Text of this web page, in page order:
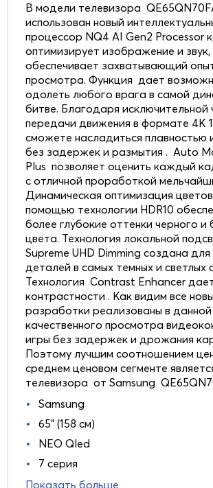
В модели телевизора
использован новый
процессор NQ4 AI Gen2 Processor
оптимизирует изображение и звук,
обеспечивает захватывающий
просмотра. Функция дает
одолеть любого врага в самой
битве. Благодаря исключительной
передачи движения в формате 4K
сможете насладиться плавностью
без задержек и размытия . Auto
Plus позволяет оценить каждый
с отличной проработкой
Динамическая оптимизация
помощью технологии HDR10
более глубокие оттенки черного и
цвета. Технология локальной
Supreme UHD Dimming создана
деталей в самых темных и светлых
Технология Contrast Enhancer
контрастности . Как видим все
разработки реализованы в
качественного просмотра
игры без задержек и дрожания
Поэтому лучшим соотношением
среднем ценовом сегменте
телевизора от Samsung
Samsung
65" (158 см)
NEO Qled
7 серия
Показать больше